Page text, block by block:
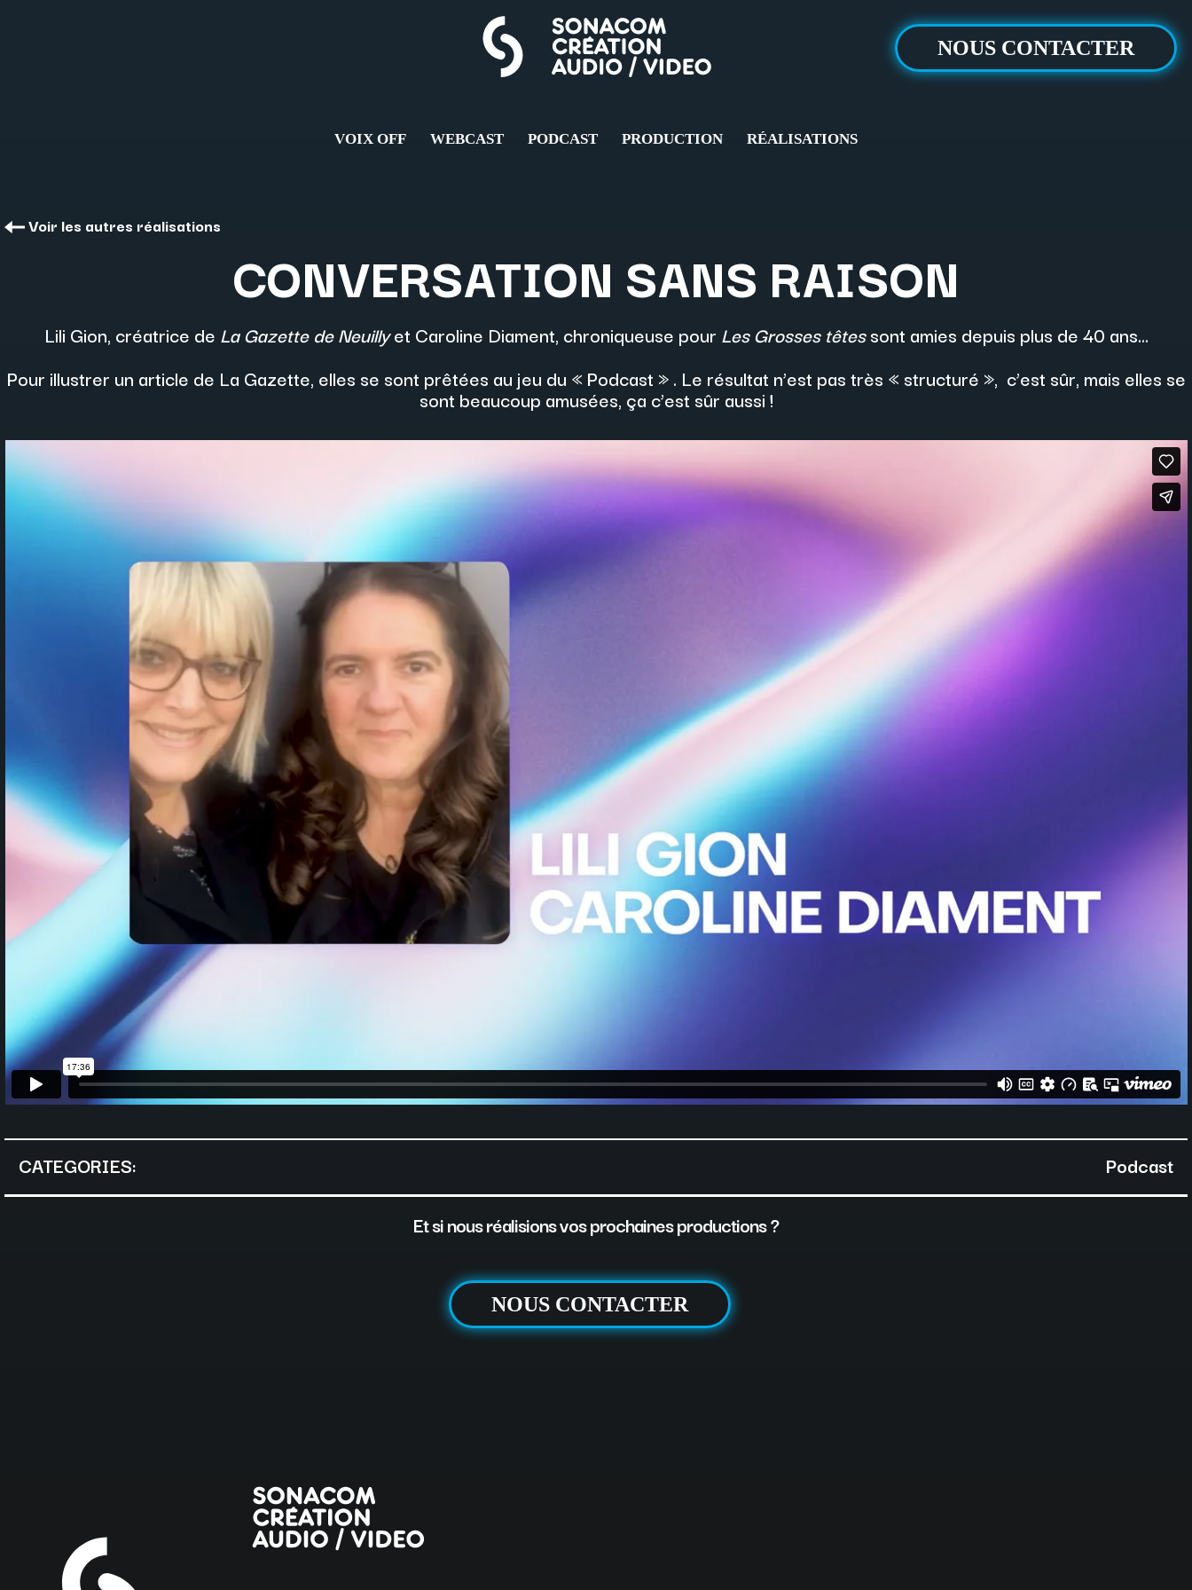
NOUS CONTACTER
VOIX OFF WEBCAST PODCAST PRODUCTION RÉALISATIONS
Voir les autres réalisations
CONVERSATION SANS RAISON
Lili Gion, créatrice de La Gazette de Neuillyet Caroline Diament, chroniqueuse pour Les Grosses têtessont amies depuis plus de 40 ans…
Pour illustrer un article de La Gazette, elles se sont prêtées au jeu du « Podcast » . Le résultat n’est pas très « structuré », c’est sûr, mais elles se
sont beaucoup amusées, ça c’est sûr aussi !
CATEGORIES: Podcast
Et si nous réalisions vos prochaines productions ?
NOUS CONTACTER